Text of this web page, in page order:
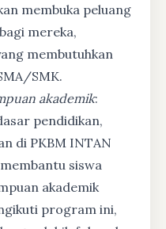
membuka peluang
mereka,
membutuhkan
SMK.
akademik:
pendidikan,
di PKBM INTAN
siswa
akademik
program ini,